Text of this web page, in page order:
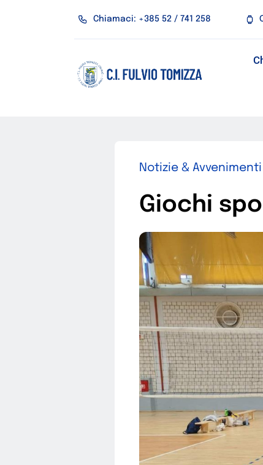
Chiamaci: +385 52 / 741 258
Notizie & Avvenimenti
Giochi